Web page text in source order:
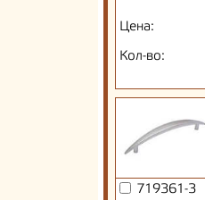
Цена:
Кол-во:
719361-3